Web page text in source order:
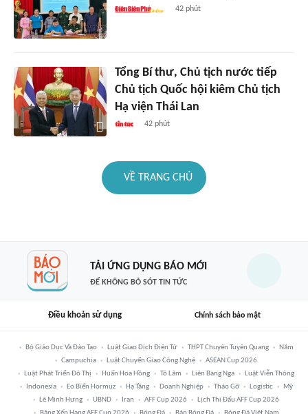
42 phút
Tổng Bí thư, Chủ tịch nước tiếp
Chủ tịch Quốc hội kiêm Chủ tịch
Hạ viện Thái Lan
42 phút
VỀ TRANG CHỦ
TẢI ỨNG DỤNG BÁO MỚI
ĐỂ KHÔNG BỎ SÓT TIN TỨC
Điều khoản sử dụng Chính sách bảo mật
Bộ Giáo Dục Và Đào Tạo Luật Giao Dịch Điện Tử THPT Chuyên Tuyên Quang
Năm
Campuchia
Luật Chuyển Giao Công Nghệ
ASEAN Cup 2026
Luật Phát Triển Đô Thị
Huấn Hoa Hồng Tô Lâm Liên Bang Nga
Luật Viễn Thông
Indonesia
Eo Biển Hormuz Hạ Tầng Doanh Nghiệp Tháo Gỡ Logistic
Mỹ
Lê Minh Hưng
UBND Iran AFF Cup 2026
Lịch Thi Đấu AFF Cup 2026